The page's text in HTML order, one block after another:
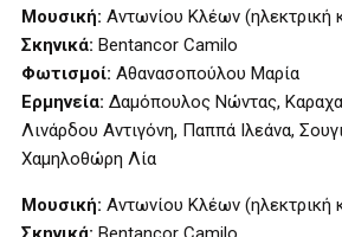
Μουσική: Αντωνίου Κλέων (ηλεκτρική
Σκηνικά: Bentancor Camilo
Φωτισμοί: Αθανασοπούλου Μαρία
Ερμηνεία: Δαμόπουλος Νώντας,
Λινάρδου Αντιγόνη, Παππά Ιλεάνα,
Χαμηλοθώρη Λία
Μουσική: Αντωνίου Κλέων (ηλεκτρική